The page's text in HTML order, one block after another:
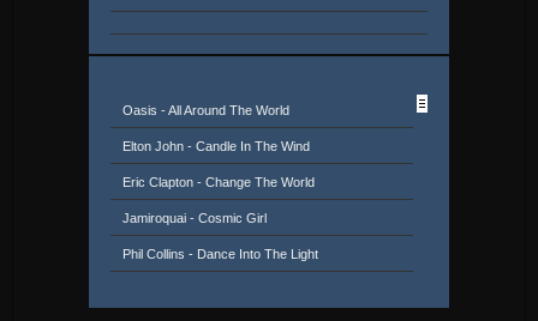
Oasis - All Around The World
Elton John - Candle In The Wind
Eric Clapton - Change The World
Jamiroquai - Cosmic Girl
Phil Collins - Dance Into The Light